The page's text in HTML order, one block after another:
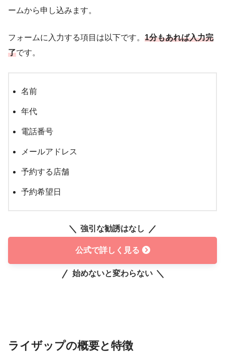
ームから申し込みます。
フォームに入力する項目は以下です。 1分もあれば入力完
了です。
名前
年代
電話番号
メールアドレス
予約する店舗
予約希望日
強引な勧誘はなし
公式で詳しく見る
始めないと変わらない
ライザップの概要と特徴